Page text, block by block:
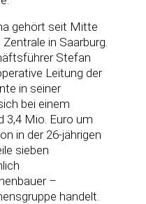
gehört seit Mitte
in Saarburg.
Stefan
Leitung der
in seiner
bei einem
3,4 Mio. Euro um
in der 26-jährigen
sieben
–
handelt.